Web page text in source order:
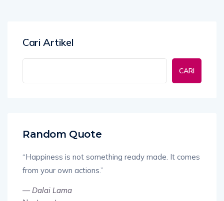
Cari Artikel
CARI
Random Quote
“Happiness is not something ready made. It comes
from your own actions.”
—Dalai Lama